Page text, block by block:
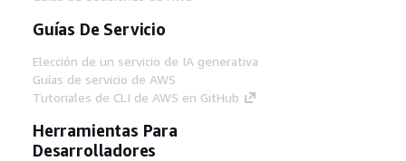
Guías De Servicio
Elección de un servicio de IA generativa
Guías de servicio de AWS
Tutoriales de CLI de AWS en GitHub
Herramientas Para
Desarrolladores